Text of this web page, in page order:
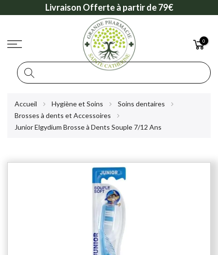
Livraison Offerte à partir de 79€
0
Accueil Hygiène et Soins
Soins dentaires
Brosses à dents et Accessoires
Junior Elgydium Brosse à Dents Souple 7/12 Ans